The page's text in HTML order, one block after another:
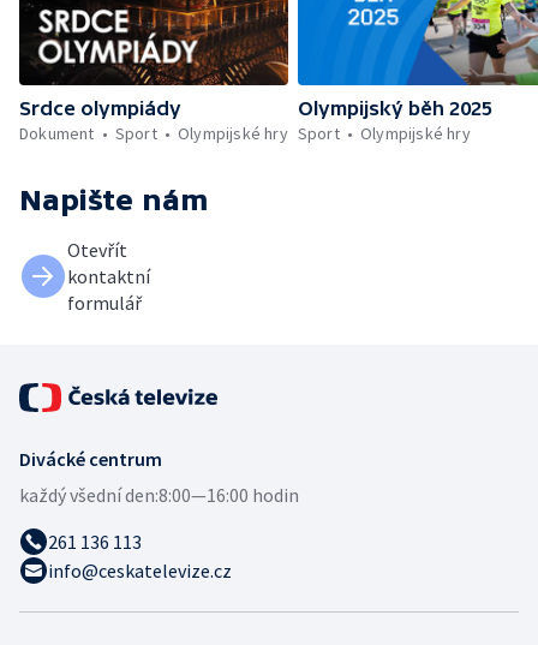
Srdce olympiády
Dokument
Sport Olympijské hry
Olympijský běh 2025
Sport
Olympijské hry
Napište nám
Otevřít
kontaktní
formulář
Divácké centrum
každý všední den:8:00—16:00 hodin
261 136 113
info@ceskatelevize.cz